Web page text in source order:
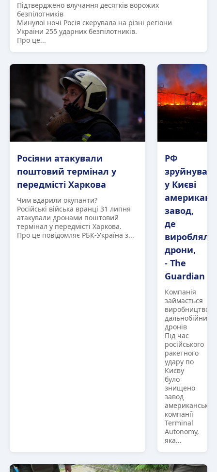
Підтверджено влучання десятків ворожих
безпілотників
Минулої ночі Росія скерувала на різні регіони
України 255 ударних безпілотників.
Про це...
Росіяни атакували
поштовий термінал у
передмісті Харкова
Чим вдарили окупанти?
Російські війська вранці 31 липня
атакували дронами поштовий
термінал у передмісті Харкова.
Про це повідомляє РБК-Україна з...
РФ
у Києві
завод,
де
виробляли
дрони,
- The
Guardian
Компанія
займається
виробництвом
дальнобійних
дронів
Під час
російського
ракетного
удару по
Києву
було
знищено
завод
американської
компанії
Terminal
Autonomy,
яка...